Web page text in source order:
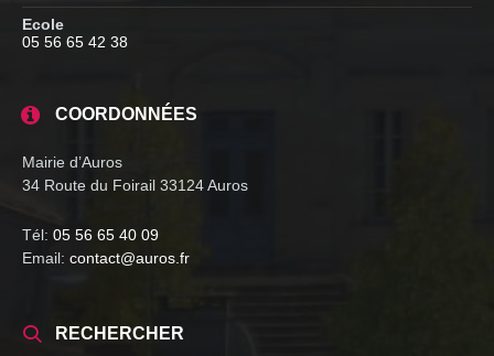
Ecole
05 56 65 42 38
COORDONNÉES
Mairie d’Auros
34 Route du Foirail 33124 Auros
Tél: 05 56 65 40 09
Email: contact@auros.fr
RECHERCHER